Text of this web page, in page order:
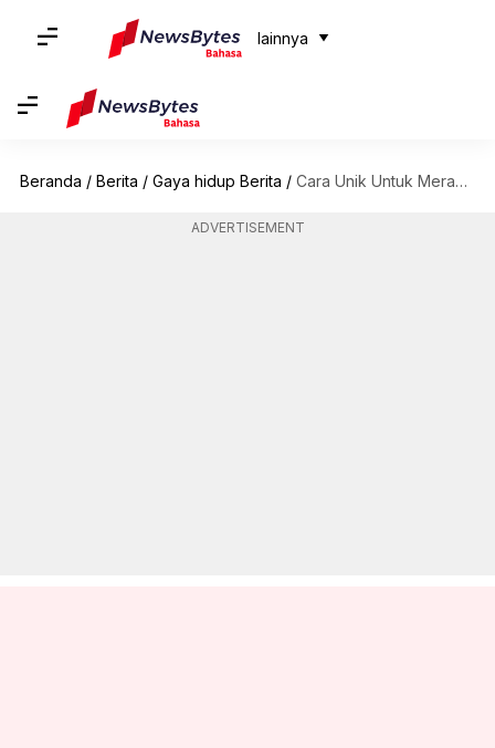
lainnya
Beranda / Berita / Gaya hidup Berita / Cara Unik Untuk Merayakan Hari Persahabatan Untuk Hubungan Yang Langgeng
ADVERTISEMENT